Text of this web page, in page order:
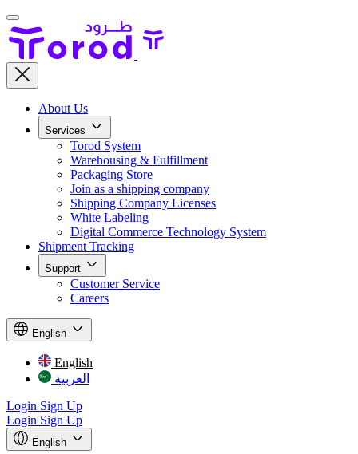
About Us
Services
Torod System
Warehousing & Fulfillment
Packaging Store
Join as a shipping company
Shipping Company Licenses
White Labeling
Digital Commerce Technology System
Shipment Tracking
Support
Customer Service
Careers
English
English
العربية
Login Sign Up
Login Sign Up
English